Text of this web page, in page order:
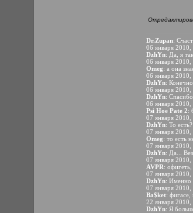
Dr.Zupan:
06 января 2010,
DzhYn: Да, я
06 января
Omeg: а она
06 января
DzhYn:
06 января
DzhYn: Спасибо.
06 января
Psi Hoe Pate 2:
07 января
DzhYn: То есть?
07 января
Omeg: то есть
07 января
DzhYn: Да...
07 января
AVPR:
07 января
DzhYn: Именно
07 января
Ba$ket: фигасе,
22 января
DzhYn: Я